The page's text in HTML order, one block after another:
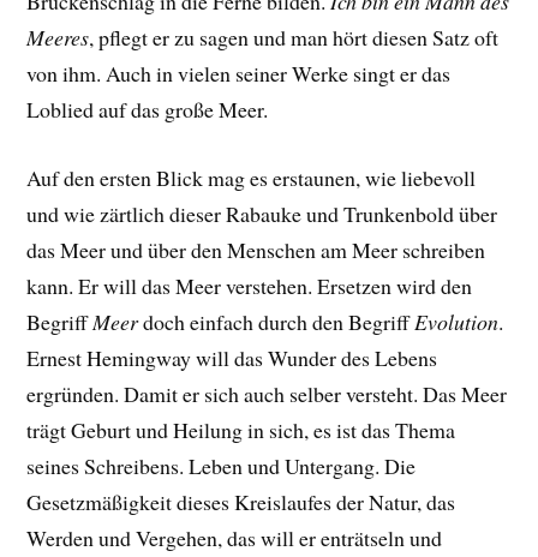
Meeres, pflegt er zu sagen und man hört diesen Satz oft
von ihm. Auch in vielen seiner Werke singt er das
Loblied auf das große Meer.
Auf den ersten Blick mag es erstaunen, wie liebevoll
und wie zärtlich dieser Rabauke und Trunkenbold über
das Meer und über den Menschen am Meer schreiben
kann. Er will das Meer verstehen. Ersetzen wird den
BegriffMeerdoch einfach durch den BegriffEvolution.
Ernest Hemingway will das Wunder des Lebens
ergründen. Damit er sich auch selber versteht. Das Meer
trägt Geburt und Heilung in sich, es ist das Thema
seines Schreibens. Leben und Untergang. Die
Gesetzmäßigkeit dieses Kreislaufes der Natur, das
Werden und Vergehen, das will er enträtseln und